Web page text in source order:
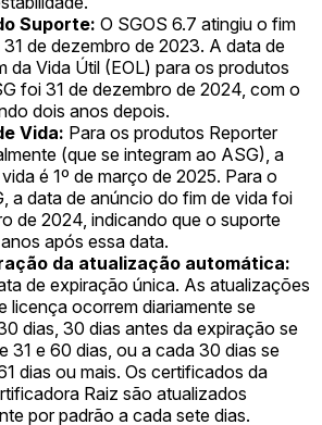
Suporte: O SGOS 6.7 atingiu o fim
de dezembro de 2023. A data de
da Vida Útil (EOL) para os produtos
foi 31 de dezembro de 2024, com o
dois anos depois.
Vida: Para os produtos Reporter
(que se integram ao ASG), a
é 1º de março de 2025. Para o
a data de anúncio do fim de vida foi
de 2024, indicando que o suporte
após essa data.
da atualização automática:
de expiração única. As atualizações
licença ocorrem diariamente se
dias, 30 dias antes da expiração se
31 e 60 dias, ou a cada 30 dias se
dias ou mais. Os certificados da
Raiz são atualizados
por padrão a cada sete dias.